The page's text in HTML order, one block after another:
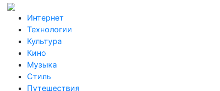
Интернет
Технологии
Культура
Кино
Музыка
Стиль
Путешествия